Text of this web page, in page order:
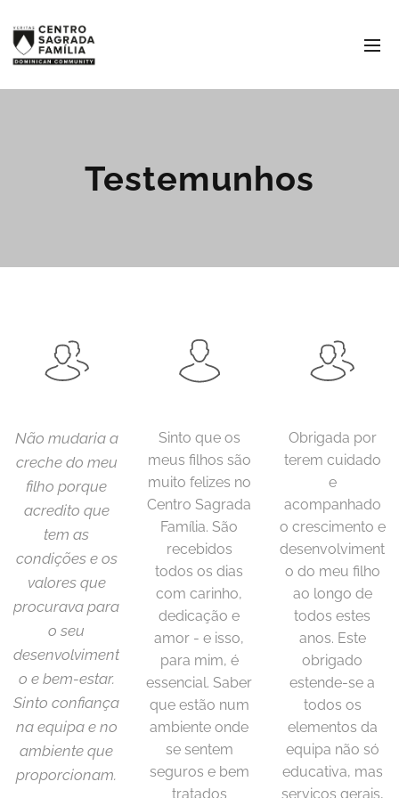
Testemunhos
Não mudaria a
creche do meu
filho porque
acredito que
tem as
condições e os
valores que
procurava para
o seu
desenvolviment
o e bem-estar.
Sinto confiança
na equipa e no
ambiente que
proporcionam.
Sinto que os
meus filhos são
muito felizes no
Centro Sagrada
Família. São
recebidos
todos os dias
com carinho,
dedicação e
amor - e isso,
para mim, é
essencial. Saber
que estão num
ambiente onde
se sentem
seguros e bem
tratados
Obrigada por
terem cuidado
e
acompanhado
o crescimento e
desenvolviment
o do meu filho
ao longo de
todos estes
anos. Este
obrigado
estende-se a
todos os
elementos da
equipa não só
educativa, mas
serviços gerais,